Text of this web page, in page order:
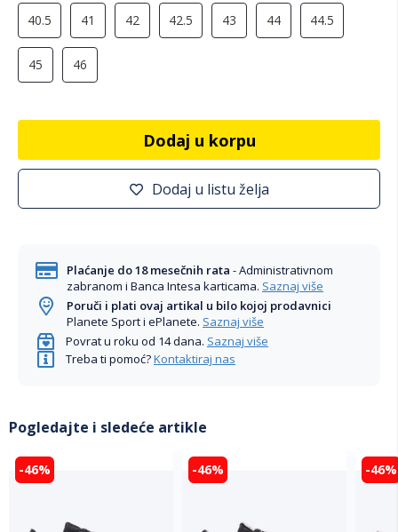
40.5 41 42 42.5 43 44 44.5
45 46
Dodaj u korpu
Dodaj u listu želja
Plaćanje do 18 mesečnih rata - Administrativnom
zabranom i Banca Intesa karticama. Saznaj više
Poruči i plati ovaj artikal u bilo kojoj prodavnici
Planete Sport i ePlanete. Saznaj više
Povrat u roku od 14 dana. Saznaj više
Treba ti pomoć?Kontaktiraj nas
Pogledajte i sledeće artikle
-46% -46% -46%